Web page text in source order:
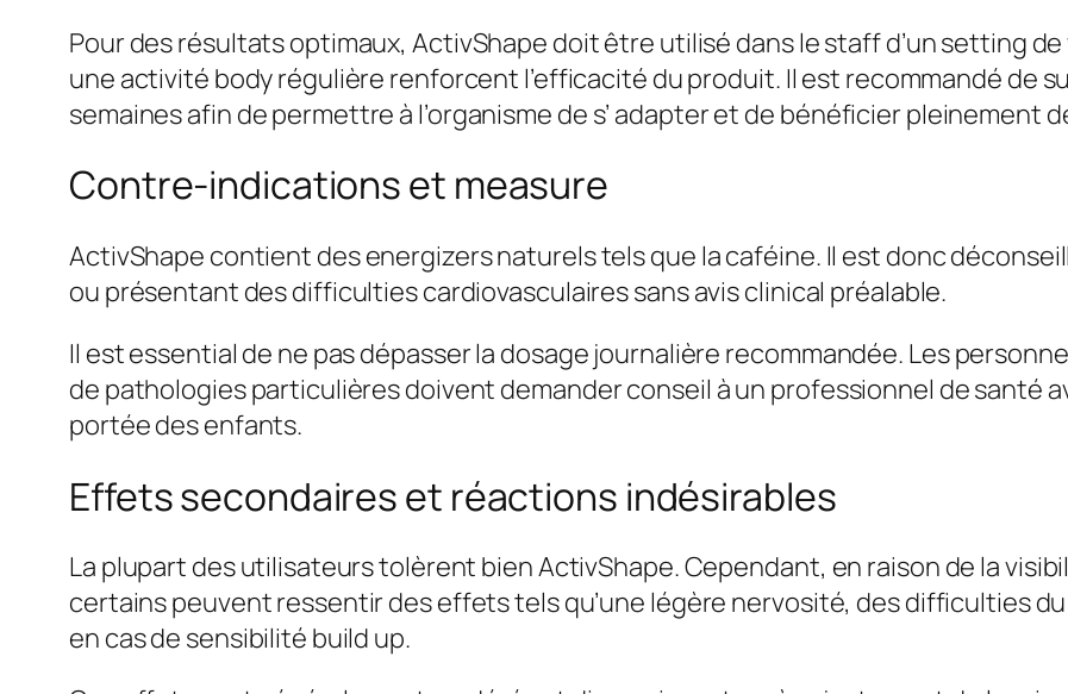
Pour des résultats optimaux, ActivShape doit être utilisé dans le staff d’un setting
une activité body régulière renforcent l’efficacité du produit. Il est recommandé de
semaines afin de permettre à l’organisme de s’ adapter et de bénéficier pleinement
Contre-indications et measure
ActivShape contient des energizers naturels tels que la caféine. Il est donc
ou présentant des difficulties cardiovasculaires sans avis clinical préalable.
Il est essential de ne pas dépasser la dosage journalière recommandée. Les
de pathologies particulières doivent demander conseil à un professionnel de santé
portée des enfants.
Effets secondaires et réactions indésirables
La plupart des utilisateurs tolèrent bien ActivShape. Cependant, en raison de la
certains peuvent ressentir des effets tels qu’une légère nervosité, des difficulties
en cas de sensibilité build up.